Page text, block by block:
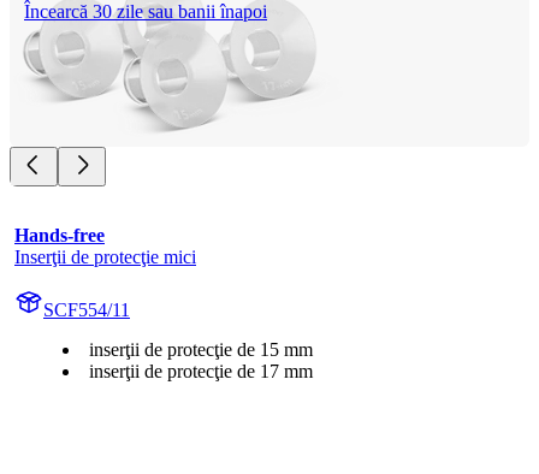
Încearcă 30 zile sau banii înapoi
Hands-free
Inserţii de protecţie mici
SCF554/11
inserţii de protecţie de 15 mm
inserţii de protecţie de 17 mm